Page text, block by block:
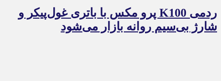
ردمی K100 پرو مکس با باتری غول‌پیکر و
شارژ بی‌سیم روانه بازار می‌شود